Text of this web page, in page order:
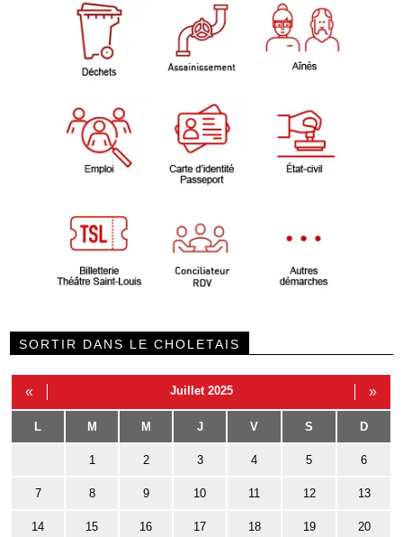
SORTIR DANS LE CHOLETAIS
« Juillet 2025 »
L M M J V S D
1 2 3 4 5 6
7 8 9 10 11 12 13
14 15 16 17 18 19 20